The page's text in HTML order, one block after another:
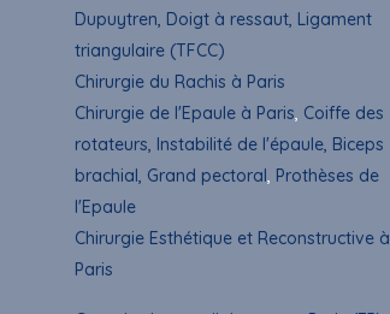
Dupuytren, Doigt à ressaut, Ligament
triangulaire (TFCC)
Chirurgie du Rachis à Paris
Chirurgie de l'Epaule à Paris, Coiffe des
rotateurs, Instabilité de l'épaule, Biceps
brachial, Grand pectoral, Prothèses de
l'Epaule
Chirurgie Esthétique et Reconstructive à
Paris